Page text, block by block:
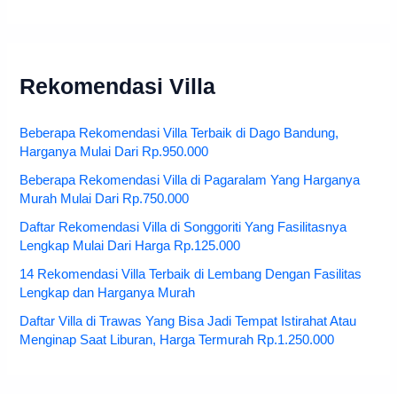
Rekomendasi Villa
Beberapa Rekomendasi Villa Terbaik di Dago Bandung,
Harganya Mulai Dari Rp.950.000
Beberapa Rekomendasi Villa di Pagaralam Yang Harganya
Murah Mulai Dari Rp.750.000
Daftar Rekomendasi Villa di Songgoriti Yang Fasilitasnya
Lengkap Mulai Dari Harga Rp.125.000
14 Rekomendasi Villa Terbaik di Lembang Dengan Fasilitas
Lengkap dan Harganya Murah
Daftar Villa di Trawas Yang Bisa Jadi Tempat Istirahat Atau
Menginap Saat Liburan, Harga Termurah Rp.1.250.000